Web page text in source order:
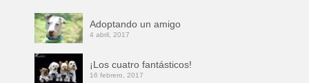
Adoptando un amigo
4 abril, 2017
¡Los cuatro fantásticos!
16 febrero, 2017